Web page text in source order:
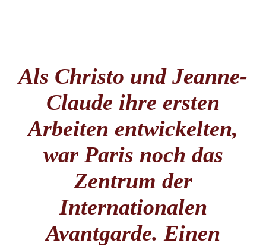
Als Christo und Jeanne-
Claude ihre ersten
Arbeiten entwickelten,
war Paris noch das
Zentrum der
Internationalen
Avantgarde. Einen